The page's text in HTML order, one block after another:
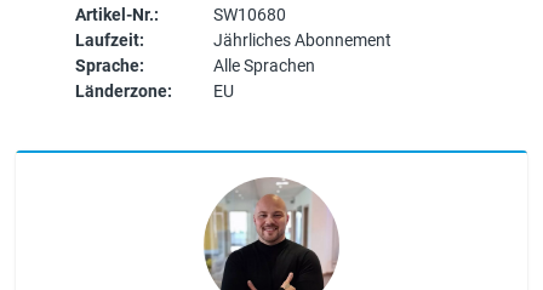
Artikel-Nr.:
SW10680
Laufzeit:
Jährliches Abonnement
Sprache:
Alle Sprachen
Länderzone:
EU